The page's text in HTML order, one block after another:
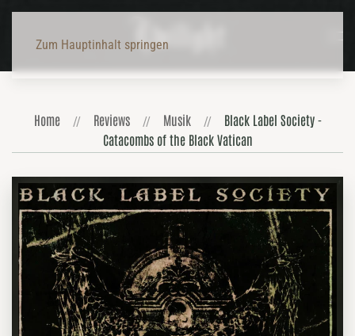
Zum Hauptinhalt springen
Home Reviews Musik
Black Label Society -
Catacombs of the Black Vatican